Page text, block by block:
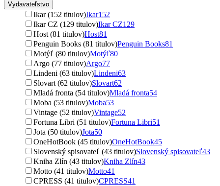
Vydavateľstvo
Ikar (152 titulov)Ikar152
Ikar CZ (129 titulov)Ikar CZ129
Host (81 titulov)Host81
Penguin Books (81 titulov)Penguin Books81
Motýľ (80 titulov)Motýľ80
Argo (77 titulov)Argo77
Lindeni (63 titulov)Lindeni63
Slovart (62 titulov)Slovart62
Mladá fronta (54 titulov)Mladá fronta54
Moba (53 titulov)Moba53
Vintage (52 titulov)Vintage52
Fortuna Libri (51 titulov)Fortuna Libri51
Jota (50 titulov)Jota50
OneHotBook (45 titulov)OneHotBook45
Slovenský spisovateľ (43 titulov)Slovenský spisovateľ43
Kniha Zlín (43 titulov)Kniha Zlín43
Motto (41 titulov)Motto41
CPRESS (41 titulov)CPRESS41